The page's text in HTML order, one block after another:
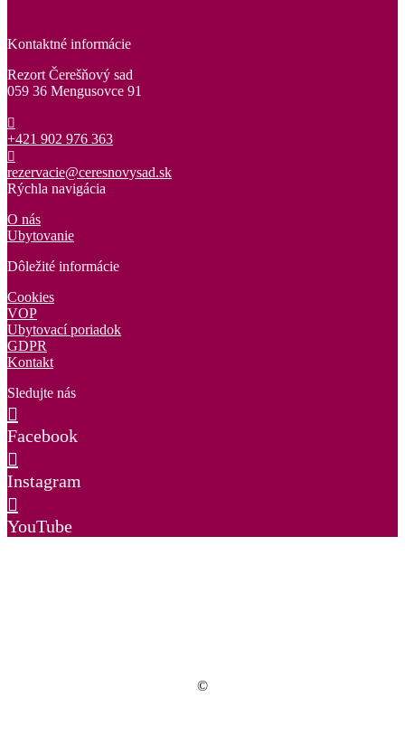
Kontaktné informácie
Rezort Čerešňový sad
059 36 Mengusovce 91
+421 902 976 363
rezervacie@ceresnovysad.sk
Rýchla navigácia
O nás
Ubytovanie
Dôležité informácie
Cookies
VOP
Ubytovací poriadok
GDPR
Kontakt
Sledujte nás
Facebook
Instagram
YouTube
©